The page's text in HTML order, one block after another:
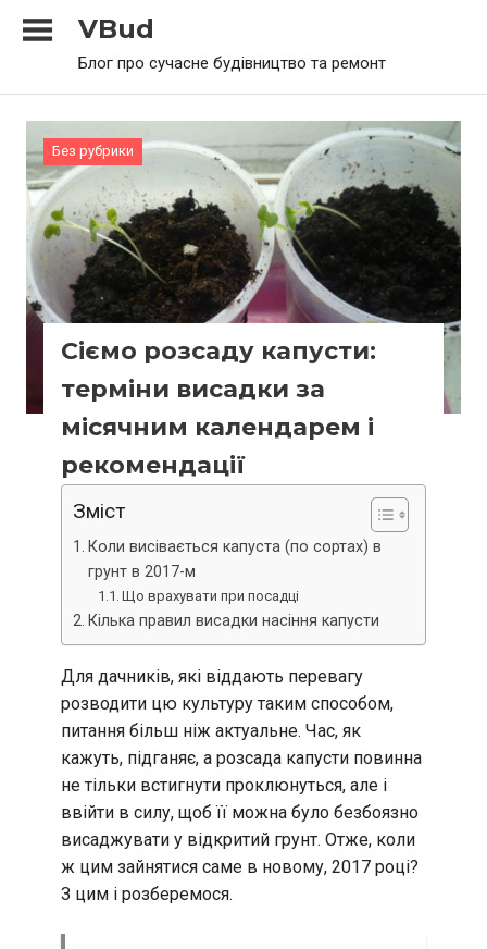
VBud
Блог про сучасне будівництво та ремонт
Без рубрики
Сіємо розсаду капусти:
терміни висадки за
місячним календарем і
рекомендації
Зміст
Коли висівається капуста (по сортах) в
грунт в 2017-м
Що врахувати при посадці
Кілька правил висадки насіння капусти
Для дачників, які віддають перевагу
розводити цю культуру таким способом,
питання більш ніж актуальне. Час, як
кажуть, підганяє, а розсада капусти повинна
не тільки встигнути проклюнуться, але і
ввійти в силу, щоб її можна було безбоязно
висаджувати у відкритий грунт. Отже, коли
ж цим зайнятися саме в новому, 2017 році?
З цим і розберемося.